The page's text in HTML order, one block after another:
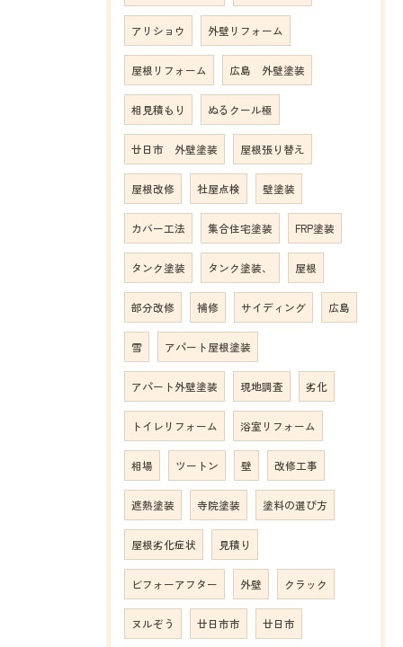
アリショウ 外壁リフォーム
屋根リフォーム 広島 外壁塗装
相見積もり ぬるクール極
廿日市 外壁塗装 屋根張り替え
屋根改修 社屋点検 壁塗装
カバー工法 集合住宅塗装 FRP塗装
タンク塗装 タンク塗装、 屋根
部分改修 補修 サイディング 広島
雪 アパート屋根塗装
アパート外壁塗装 現地調査 劣化
トイレリフォーム 浴室リフォーム
相場 ツートン 壁 改修工事
遮熱塗装 寺院塗装 塗料の選び方
屋根劣化症状 見積り
ビフォーアフター 外壁 クラック
ヌルぞう 廿日市市 廿日市